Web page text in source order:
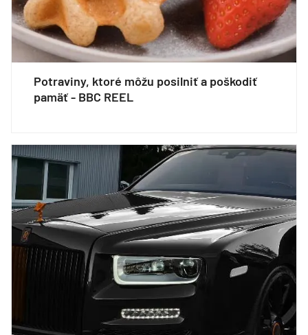
Potraviny, ktoré môžu posilniť a poškodiť
pamäť - BBC REEL